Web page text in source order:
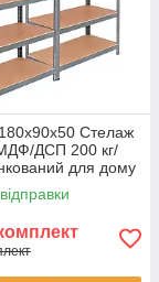
Стелаж
ДСП 200 кг/
для дому
2 штуки